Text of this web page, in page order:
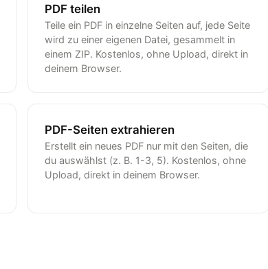
PDF teilen
Teile ein PDF in einzelne Seiten auf, jede Seite
wird zu einer eigenen Datei, gesammelt in
einem ZIP. Kostenlos, ohne Upload, direkt in
deinem Browser.
PDF-Seiten extrahieren
Erstellt ein neues PDF nur mit den Seiten, die
du auswählst (z. B. 1-3, 5). Kostenlos, ohne
Upload, direkt in deinem Browser.